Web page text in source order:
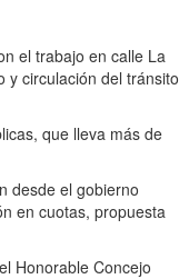
el trabajo en calle La
y circulación del tránsito
que lleva más de
desde el gobierno
en cuotas, propuesta
Honorable Concejo